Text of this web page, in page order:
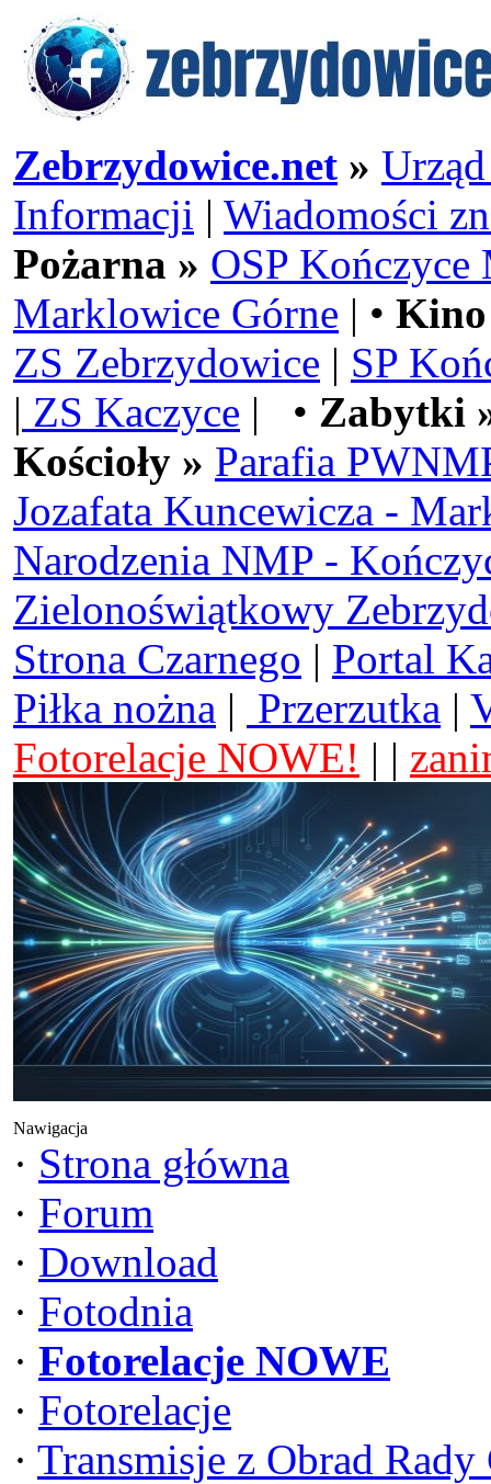
Zebrzydowice.net »
Informacji | Wiadomości
Pożarna » OSP Kończyce
Marklowice Górne | •
ZS Zebrzydowice | SP
| ZS Kaczyce | • Zabytki
Kościoły » Parafia
Jozafata Kuncewicza -
Narodzenia NMP -
Zielonoświątkowy
Strona Czarnego | Portal
Piłka nożna | Przerzutka |
Fotorelacje NOWE! | |
Nawigacja
· Strona główna
· Forum
· Download
· Fotodnia
· Fotorelacje NOWE
· Fotorelacje
· Transmisje z Obrad